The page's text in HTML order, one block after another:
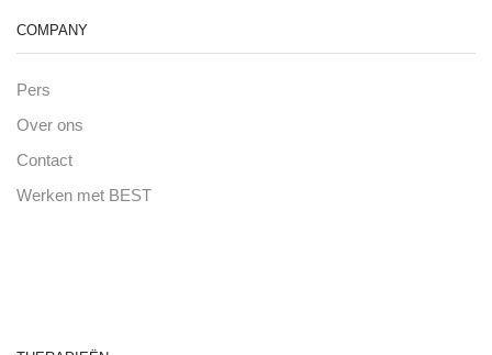
COMPANY
Pers
Over ons
Contact
Werken met BEST